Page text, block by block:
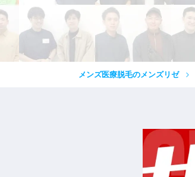
メンズ医療脱毛のメンズリゼ